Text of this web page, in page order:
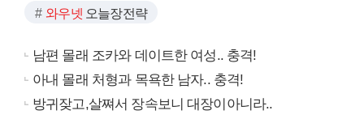
와우넷 오늘장전략
남편 몰래 조카와 데이트한 여성.. 충격!
아내 몰래 처형과 목욕한 남자.. 충격!
방귀잦고,살쪄서 장속보니 대장이아니라..